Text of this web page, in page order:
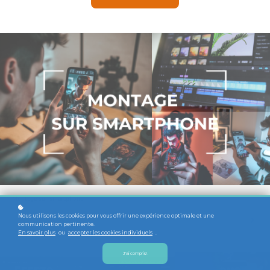
Montage sur smartphone
Nous utilisons les cookies pour vous offrir une expérience optimale et une
communication pertinente.
En savoir plus ou accepter les cookies individuels .
J'ai compris!